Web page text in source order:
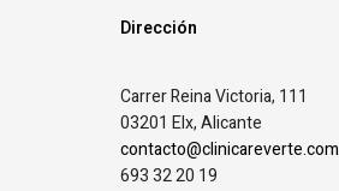
Dirección
Carrer Reina Victoria, 111
03201 Elx, Alicante
contacto@clinicareverte.com
693 32 20 19